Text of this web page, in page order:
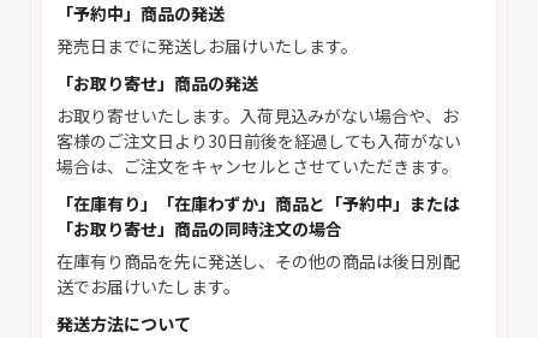
「予約中」商品の発送
発売日までに発送しお届けいたします。
「お取り寄せ」商品の発送
お取り寄せいたします。入荷見込みがない場合や、お
客様のご注文日より30日前後を経過しても入荷がない
場合は、ご注文をキャンセルとさせていただきます。
「在庫有り」「在庫わずか」商品と「予約中」または
「お取り寄せ」商品の同時注文の場合
在庫有り商品を先に発送し、その他の商品は後日別配
送でお届けいたします。
発送方法について